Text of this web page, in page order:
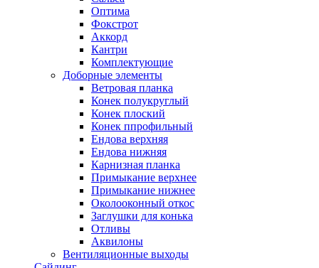
Оптима
Фокстрот
Аккорд
Кантри
Комплектующие
Доборные элементы
Ветровая планка
Конек полукруглый
Конек плоский
Конек ппрофильный
Ендова верхняя
Ендова нижняя
Карнизная планка
Примыкание верхнее
Примыкание нижнее
Околооконный откос
Заглушки для конька
Отливы
Аквилоны
Вентиляционные выходы